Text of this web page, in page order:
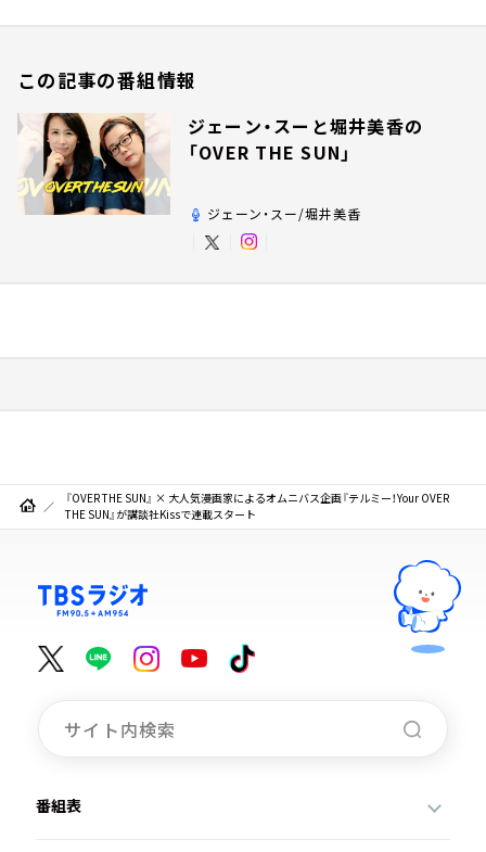
この記事の番組情報
ジェーン・スーと堀井美香の
「OVER THE SUN」
ジェーン・スー/堀井美香
『OVER THE SUN』 × 大人気漫画家によるオムニバス企画『テルミー！Your OVER
THE SUN』が講談社Kissで連載スタート
番組表